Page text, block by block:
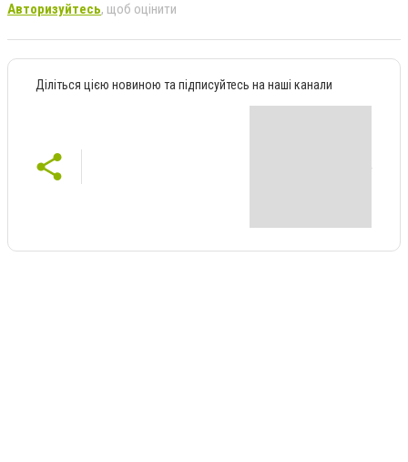
Авторизуйтесь, щоб оцінити
Діліться цією новиною та підписуйтесь на наші канали